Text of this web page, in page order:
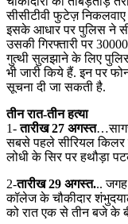
सीसीटीवी फुटेज़
इसके आधार पर पुलिस ने
उसकी गिरफ्तारी पर
गुत्थी सुलझाने के लिए
भी जारी किये हैं. इन पर
सूचना दी जा सकती है.
तीन रात-तीन हत्या
1-तारीख 27 अगस्त
सबसे पहले सीरियल किलर
लोधी के सिर पर हथौड़ा
2-तारीख 29 अगस्त... जगह
कॉलेज के चौकीदार
को रात एक से तीन बजे के